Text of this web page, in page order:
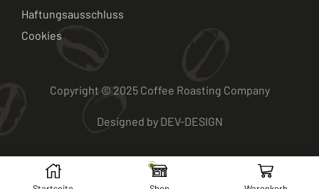
Haftungsausschluss
Cookies
Copyright © 2025 Coffee Roasting Company
Designed by DEV-DESIGN